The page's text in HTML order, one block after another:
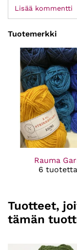
Lisää kommentti
Tuotemerkki
Rauma
6 tuotetta
Tuotteet,
tämän